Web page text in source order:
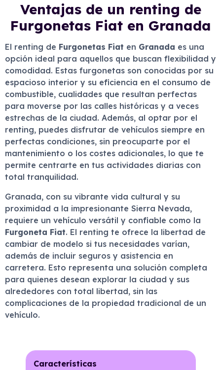
Ventajas de un renting de
Furgonetas Fiat en Granada
El renting de Furgonetas Fiat en Granada es una
opción ideal para aquellos que buscan flexibilidad y
comodidad. Estas furgonetas son conocidas por su
espacioso interior y su eficiencia en el consumo de
combustible, cualidades que resultan perfectas
para moverse por las calles históricas y a veces
estrechas de la ciudad. Además, al optar por el
renting, puedes disfrutar de vehículos siempre en
perfectas condiciones, sin preocuparte por el
mantenimiento o los costes adicionales, lo que te
permite centrarte en tus actividades diarias con
total tranquilidad.
Granada, con su vibrante vida cultural y su
proximidad a la impresionante Sierra Nevada,
requiere un vehículo versátil y confiable como la
Furgoneta Fiat. El renting te ofrece la libertad de
cambiar de modelo si tus necesidades varían,
además de incluir seguros y asistencia en
carretera. Esto representa una solución completa
para quienes desean explorar la ciudad y sus
alrededores con total libertad, sin las
complicaciones de la propiedad tradicional de un
vehículo.
Características